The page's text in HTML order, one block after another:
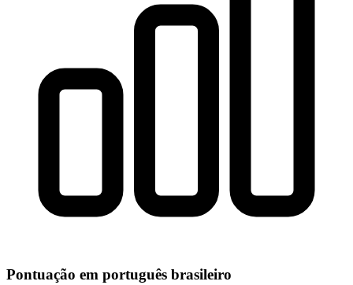
Pontuação em português brasileiro